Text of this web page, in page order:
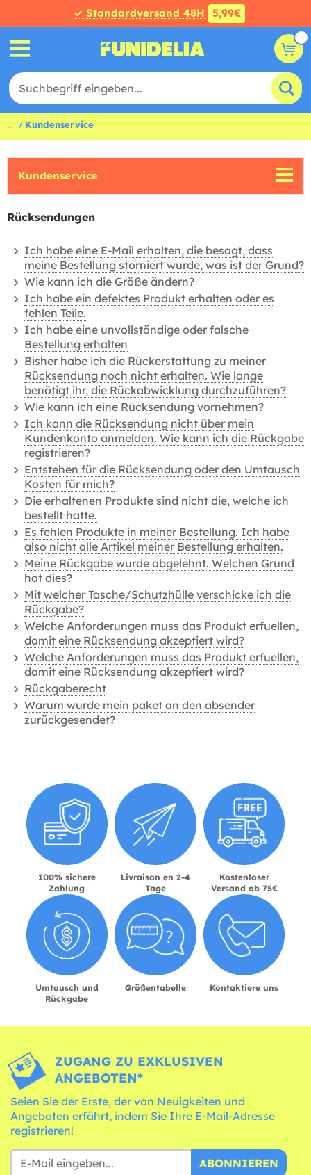
✓ Standardversand 48H 5,99€
... Kundenservice
Kundenservice
Rücksendungen
Ich habe eine E-Mail erhalten, die besagt, dass
meine Bestellung storniert wurde, was ist der Grund?
Wie kann ich die Größe ändern?
Ich habe ein defektes Produkt erhalten oder es
fehlen Teile.
Ich habe eine unvollständige oder falsche
Bestellung erhalten
Bisher habe ich die Rückerstattung zu meiner
Rücksendung noch nicht erhalten. Wie lange
benötigt ihr, die Rückabwicklung durchzuführen?
Wie kann ich eine Rücksendung vornehmen?
Ich kann die Rücksendung nicht über mein
Kundenkonto anmelden. Wie kann ich die Rückgabe
registrieren?
Entstehen für die Rücksendung oder den Umtausch
Kosten für mich?
Die erhaltenen Produkte sind nicht die, welche ich
bestellt hatte.
Es fehlen Produkte in meiner Bestellung. Ich habe
also nicht alle Artikel meiner Bestellung erhalten.
Meine Rückgabe wurde abgelehnt. Welchen Grund
hat dies?
Mit welcher Tasche/Schutzhülle verschicke ich die
Rückgabe?
Welche Anforderungen muss das Produkt erfuellen,
damit eine Rücksendung akzeptiert wird?
Welche Anforderungen muss das Produkt erfuellen,
damit eine Rücksendung akzeptiert wird?
Rückgaberecht
Warum wurde mein paket an den absender
zurückgesendet?
100% sichere
Zahlung
Livraison en 2-4
Tage
Kostenloser
Versand ab 75€
Umtausch und
Rückgabe
Größentabelle Kontaktiere uns
ZUGANG ZU EXKLUSIVEN
ANGEBOTEN*
Seien Sie der Erste, der von Neuigkeiten und
Angeboten erfährt, indem Sie Ihre E-Mail-Adresse
registrieren!
ABONNIEREN